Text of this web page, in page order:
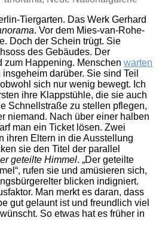
Tiergarten. Das Werk Gerhard
. Vor dem Mies-van-Rohe-
Doch der Schein trügt. Sie
des Gebäudes. Der
Happening. Menschen warten
darüber. Sie sind Teil
sich nur wenig bewegt. Ich
ihre Klappstühle, die sie auch
Schnellstraße zu stellen pflegen,
niemand. Nach über einer halben
man ein Ticket lösen. Zwei
ihren Eltern in die Ausstellung
sie den Titel der parallel
geteilte Himmel. „Der geteilte
rufen sie und amüsieren sich,
blicken indigniert.
Man merkt es daran, dass
gut gelaunt ist und freundlich viel
So etwas hat es früher in